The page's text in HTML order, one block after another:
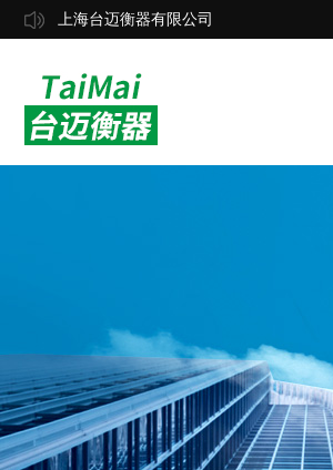
上海台迈衡器有限公司